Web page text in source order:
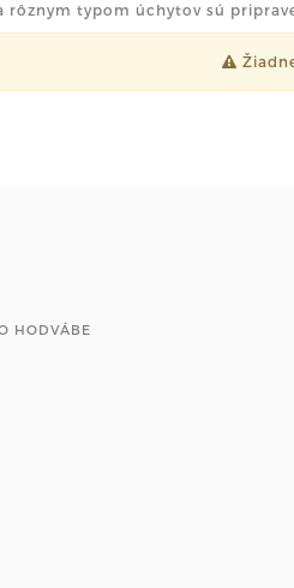
rôznym typom úchytov sú
HODVÁBE